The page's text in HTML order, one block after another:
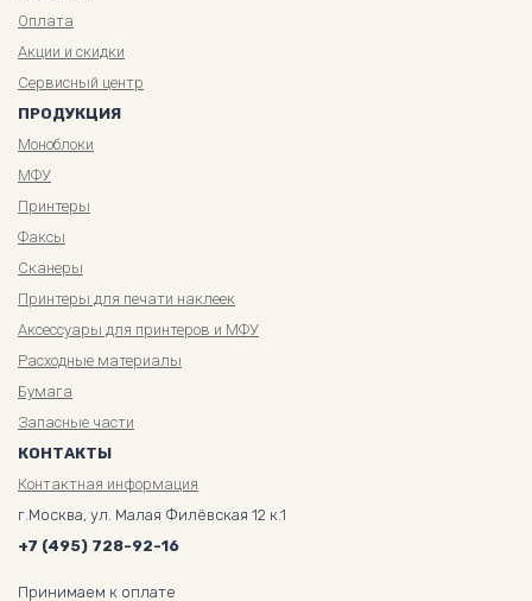
Оплата
Акции и скидки
Сервисный центр
ПРОДУКЦИЯ
Моноблоки
МФУ
Принтеры
Факсы
Сканеры
Принтеры для печати наклеек
Аксессуары для принтеров и МФУ
Расходные материалы
Бумага
Запасные части
КОНТАКТЫ
Контактная информация
г.Москва, ул. Малая Филёвская 12 к.1
+7 (495) 728-92-16
Принимаем к оплате